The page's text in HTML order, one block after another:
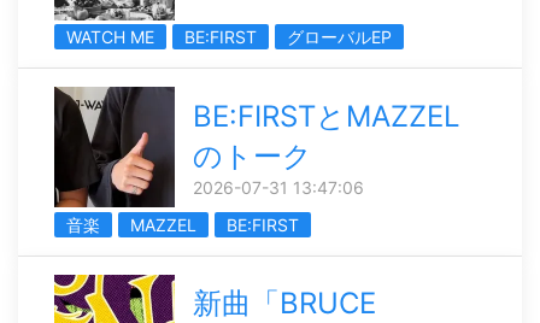
WATCH ME BE:FIRST グローバルEP
BE:FIRSTとMAZZEL
のトーク
2026-07-31 13:47:06
音楽
MAZZEL BE:FIRST
新曲「BRUCE